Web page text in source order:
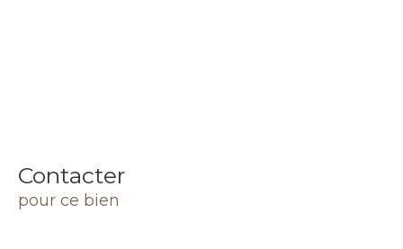
Contacter
pour ce bien